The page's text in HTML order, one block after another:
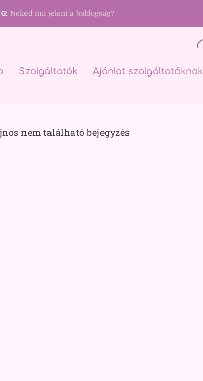
Neked mit jelent a boldogság?
Szolgáltatók Ajánlat szolgáltatóknak
nem található bejegyzés